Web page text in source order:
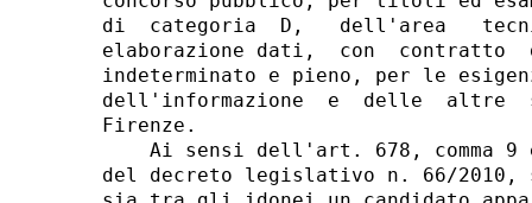
di  categoria  D,   dell'area
elaborazione dati,  con  contratto
indeterminato e pieno, per le
dell'informazione  e  delle
Firenze.
Ai sensi dell'art. 678, comma 9
del decreto legislativo n. 66/